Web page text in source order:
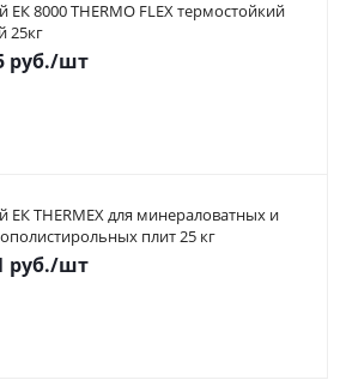
ЕК 8000 THERMO FLEX термостойкий
25кг
руб./шт
ЕК THERMEX для минераловатных и
плит 25 кг
руб./шт